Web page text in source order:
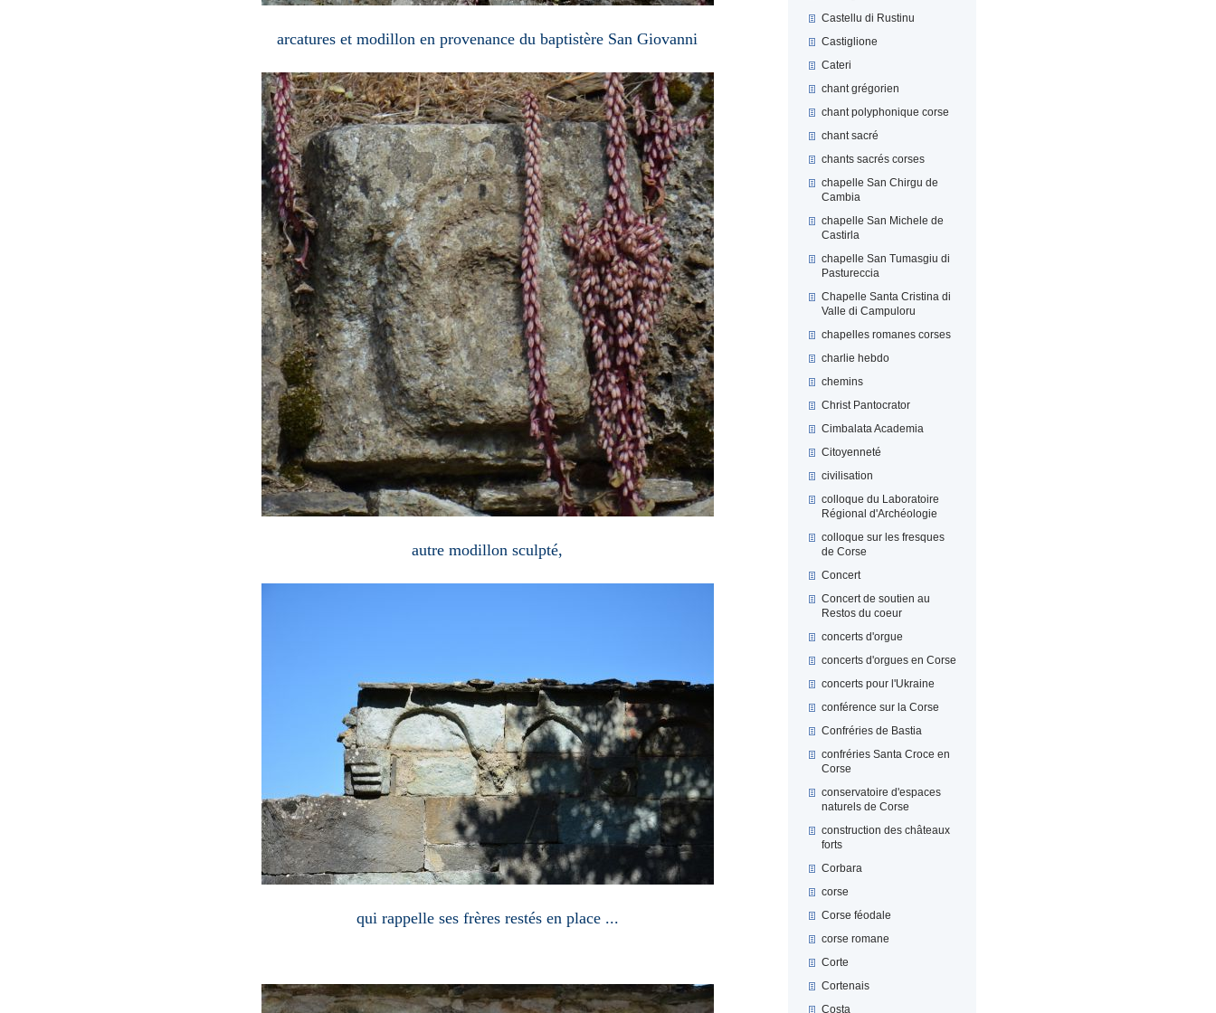
Castellu di Rustinu
Castiglione
Cateri
chant grégorien
chant polyphonique corse
chant sacré
chants sacrés corses
chapelle San Chirgu de
Cambia
chapelle San Michele de
Castirla
chapelle San Tumasgiu di
Pastureccia
Chapelle Santa Cristina di
Valle di Campuloru
chapelles romanes corses
charlie hebdo
chemins
Christ Pantocrator
Cimbalata Academia
Citoyenneté
civilisation
colloque du Laboratoire
Régional d'Archéologie
colloque sur les fresques
de Corse
Concert
Concert de soutien au
Restos du coeur
concerts d'orgue
concerts d'orgues en Corse
concerts pour l'Ukraine
conférence sur la Corse
Confréries de Bastia
confréries Santa Croce en
Corse
conservatoire d'espaces
naturels de Corse
construction des châteaux
forts
Corbara
corse
Corse féodale
corse romane
Corte
Cortenais
Costa
arcatures et modillon en provenance du baptistère San Giovanni
autre modillon sculpté,
qui rappelle ses frères restés en place ...